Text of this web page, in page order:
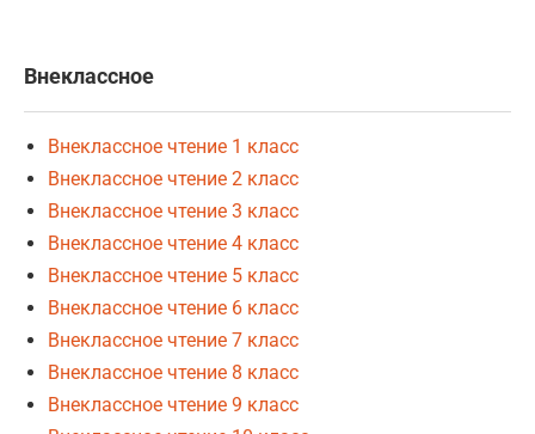
Внеклассное
Внеклассное чтение 1 класс
Внеклассное чтение 2 класс
Внеклассное чтение 3 класс
Внеклассное чтение 4 класс
Внеклассное чтение 5 класс
Внеклассное чтение 6 класс
Внеклассное чтение 7 класс
Внеклассное чтение 8 класс
Внеклассное чтение 9 класс